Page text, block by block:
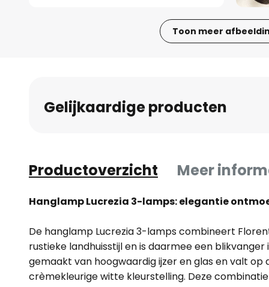
Toon meer
vanGelijkaardige producten
Productoverzicht Meer
Hanglamp Lucrezia 3-lamps: elegantie
De hanglamp Lucrezia 3-lamps combineert
rustieke landhuisstijl en is daarmee een
gemaakt van hoogwaardig ijzer en glas en valt op
crèmekleurige witte kleurstelling. Deze